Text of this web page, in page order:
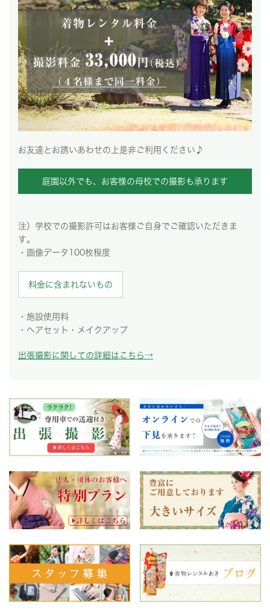
お友達とお誘いあわせの上是非ご利用ください♪
庭園以外でも、お客様の母校での撮影も承ります
注）学校での撮影許可はお客様ご自身でご確認いただきま
す。
・画像データ100枚程度
料金に含まれないもの
・施設使用料
・ヘアセット・メイクアップ
出張撮影に関しての詳細はこちら→